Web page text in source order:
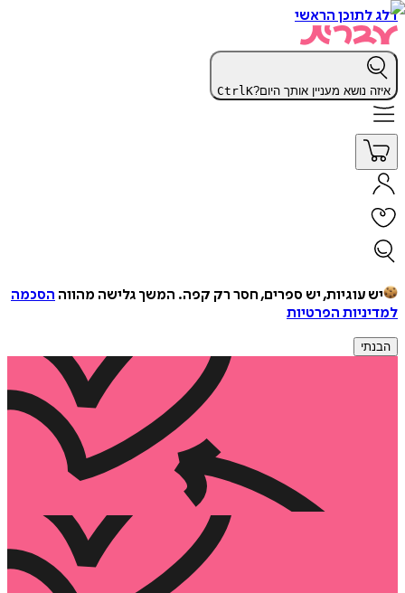
דלג לתוכן הראשי
איזה נושא מעניין אותך היום? CtrlK
יש עוגיות, יש ספרים, חסר רק קפה. המשך גלישה מהווה הסכמה
למדיניות הפרטיות
הבנתי